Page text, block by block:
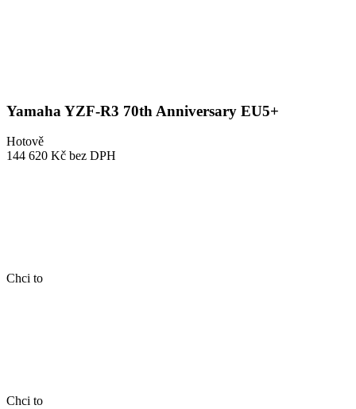
Yamaha YZF-R3 70th Anniversary EU5+
Hotově
144 620 Kč bez DPH
Chci to
Chci to